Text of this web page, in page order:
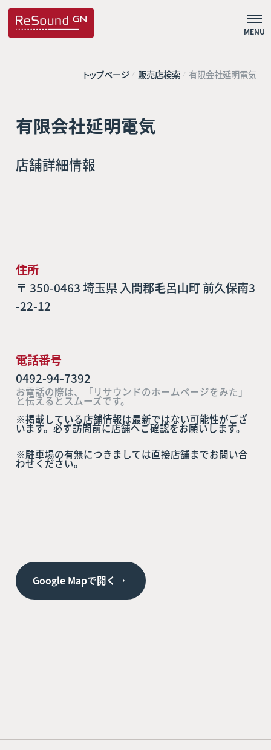
MENU
トップページ 販売店検索 有限会社延明電気
有限会社延明電気
店舗詳細情報
住所
〒 350-0463 埼玉県 入間郡毛呂山町 前久保南3
-22-12
電話番号
0492-94-7392
お電話の際は、「リサウンドのホームページをみた」
と伝えるとスムーズです。
※掲載している店舗情報は最新ではない可能性がござ
います。必ず訪問前に店舗へご確認をお願いします。
※駐車場の有無につきましては直接店舗までお問い合
わせください。
Google Mapで開く